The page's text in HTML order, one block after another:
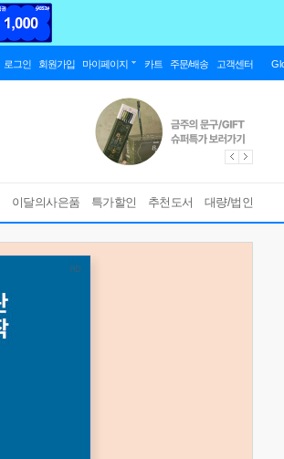
로그인 회원가입 마이페이지 카트 주문/배송 고객센터
이달의사은품 특가할인 추천도서 대량/법인